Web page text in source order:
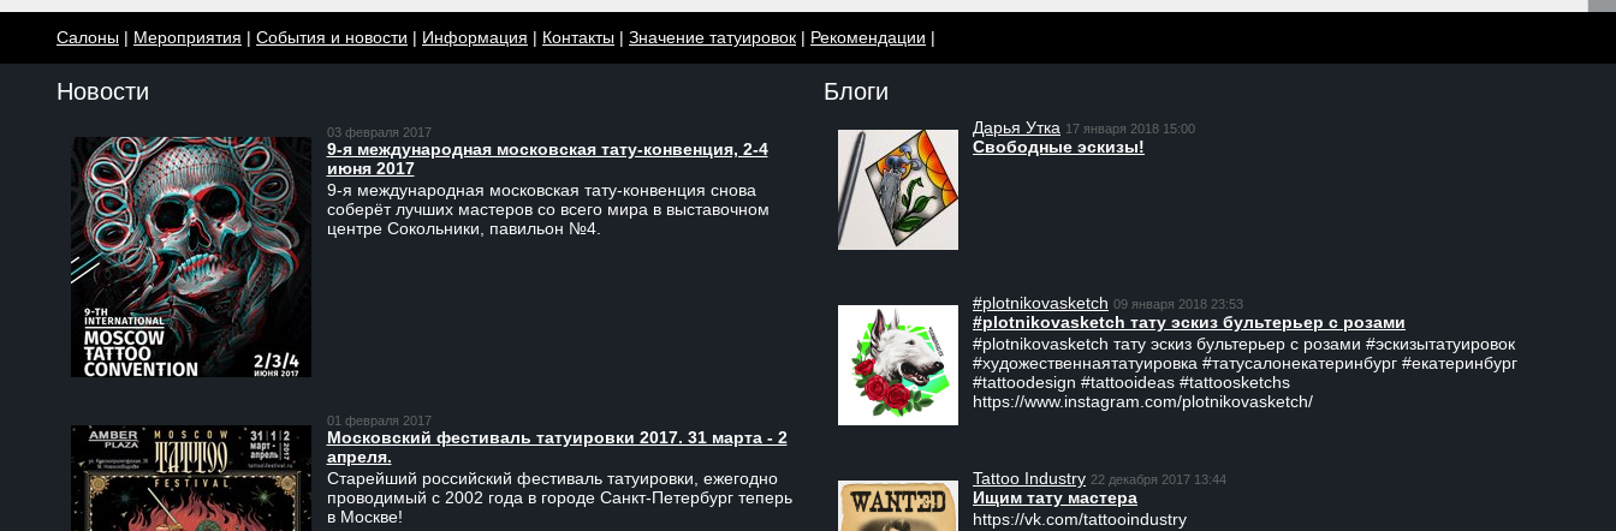
Салоны | Мероприятия | События и новости | Информация | Контакты | Значение татуировок | Рекомендации |
Новости
03 февраля 2017
9-я международная московская тату-конвенция, 2-4
июня 2017
9-я международная московская тату-конвенция снова
соберёт лучших мастеров со всего мира в выставочном
центре Сокольники, павильон №4.
01 февраля 2017
Московский фестиваль татуировки 2017. 31 марта - 2
апреля.
Старейший российский фестиваль татуировки, ежегодно
проводимый с 2002 года в городе Санкт-Петербург теперь
в Москве!
Блоги
Дарья Утка 17 января 2018 15:00
Свободные эскизы!
#plotnikovasketch 09 января 2018 23:53
#plotnikovasketch тату эскиз бультерьер с розами
#plotnikovasketch тату эскиз бультерьер с розами #эскизытатуировок
#художественнаятатуировка #татусалонекатеринбург #екатеринбург
#tattoodesign #tattooideas #tattoosketchs
https://www.instagram.com/plotnikovasketch/
Tattoo Industry 22 декабря 2017 13:44
Ищим тату мастера
https://vk.com/tattooindustry